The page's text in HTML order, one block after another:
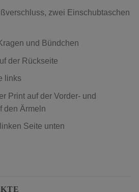
zwei Einschubtaschen
und Bündchen
der Rückseite
links
Print auf der Vorder- und
den Ärmeln
Seite unten